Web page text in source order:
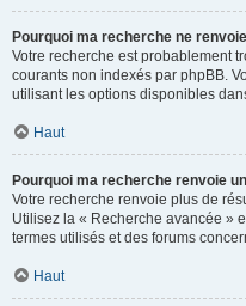
Pourquoi ma recherche ne
Votre recherche est probablement
courants non indexés par phpBB.
utilisant les options disponibles
Haut
Pourquoi ma recherche renvoie
Votre recherche renvoie plus de
Utilisez la « Recherche avancée »
termes utilisés et des forums
Haut